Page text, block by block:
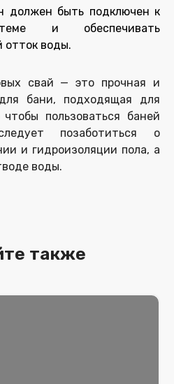
должен быть подключен к
и обеспечивать
отток воды.
свай — это прочная и
бани, подходящая для
пользоваться баней
позаботиться о
и гидроизоляции пола, а
воды.
также